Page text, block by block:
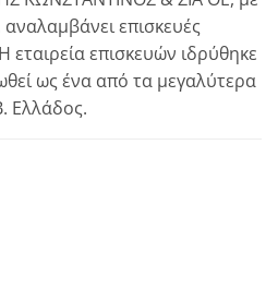
επισκευές
επισκευών ιδρύθηκε
ως ένα από τα μεγαλύτερα
Ελλάδος.